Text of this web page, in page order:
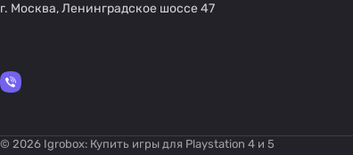
г. Москва, Ленинградское шоссе 47
© 2026 Igrobox: Купить игры для Playstation 4 и 5